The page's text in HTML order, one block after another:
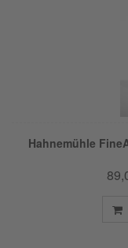
Hahnemühle